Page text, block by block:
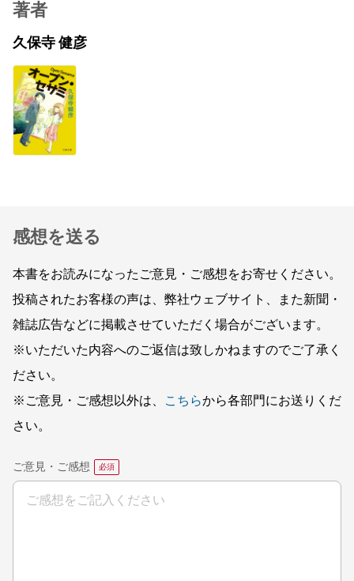
著者
久保寺 健彦
感想を送る
本書をお読みになったご意見・ご感想をお寄せください。
投稿されたお客様の声は、弊社ウェブサイト、また新聞・
雑誌広告などに掲載させていただく場合がございます。
※いただいた内容へのご返信は致しかねますのでご了承く
ださい。
※ご意見・ご感想以外は、
こちらから各部門にお送りくだ
さい。
ご意見・ご感想